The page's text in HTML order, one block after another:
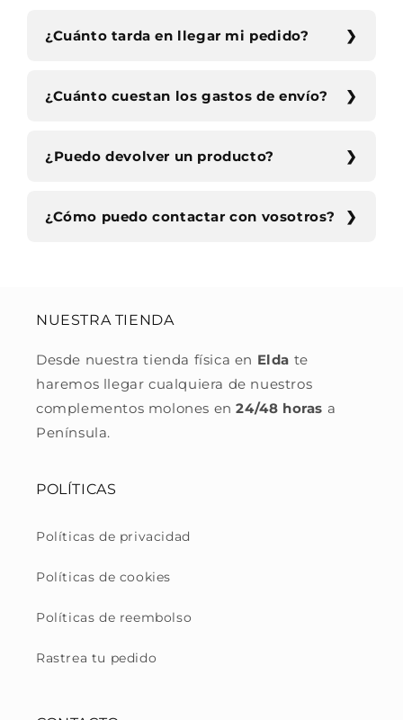
¿Cuánto tarda en llegar mi pedido?
¿Cuánto cuestan los gastos de envío?
¿Puedo devolver un producto?
¿Cómo puedo contactar con vosotros?
NUESTRA TIENDA
Desde nuestra tienda física en Elda te
haremos llegar cualquiera de nuestros
complementos molones en24/48 horas a
Península.
POLÍTICAS
Políticas de privacidad
Políticas de cookies
Políticas de reembolso
Rastrea tu pedido